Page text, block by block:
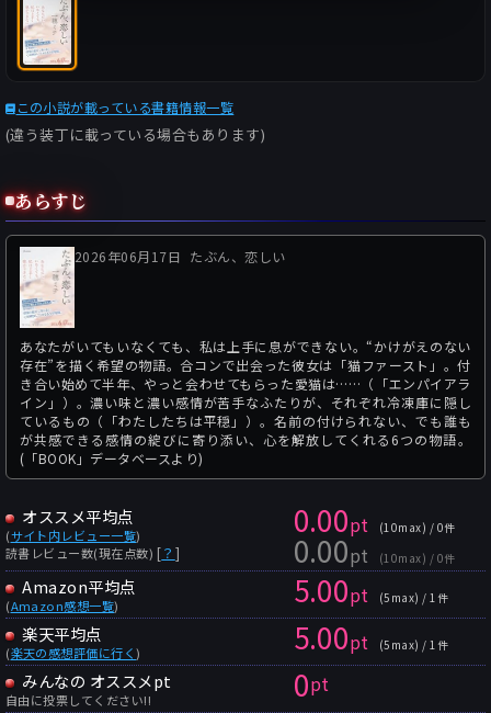
この小説が載っている書籍情報一覧
(違う装丁に載っている場合もあります)
あらすじ
2026年06月17日 たぶん、恋しい
あなたがいてもいなくても、私は上手に息ができない。“かけがえのない
存在”を描く希望の物語。合コンで出会った彼女は「猫ファースト」。付
き合い始めて半年、やっと会わせてもらった愛猫は……（「エンパイアラ
イン」）。濃い味と濃い感情が苦手なふたりが、それぞれ冷凍庫に隠し
ているもの（「わたしたちは平穏」）。名前の付けられない、でも誰も
が共感できる感情の綻びに寄り添い、心を解放してくれる6つの物語。
(「BOOK」データベースより)
オススメ平均点
(サイト内レビュー一覧)
読書レビュー数(現在点数) [？ ]
0.00pt (10max) / 0件
0.00pt (10max) / 0件
Amazon平均点
(Amazon感想一覧) 5.00pt (5max) / 1件
楽天平均点
(楽天の感想評価に行く) 5.00pt (5max) / 1件
みんなの オススメpt
自由に投票してください!! 0pt